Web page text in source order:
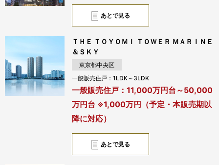
あとで見る
あとで見る
ＴＨＥ ＴＯＹＯＭＩ ＴＯＷＥＲ ＭＡＲＩＮＥ
＆ＳＫＹ
東京都中央区
一般販売住戸：1LDK～3LDK
一般販売住戸：11,000万円台～50,000
万円台 ※1,000万円（予定・本販売期以
降に対応）